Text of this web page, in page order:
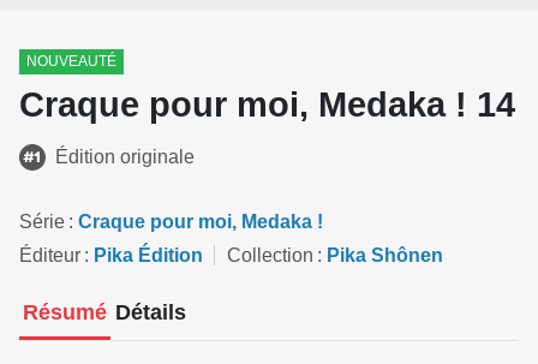
NOUVEAUTÉ
Craque pour moi, Medaka ! 14
Édition originale
Série
Craque pour moi, Medaka !
Éditeur
Pika Édition Collection Pika Shônen
Résumé Détails